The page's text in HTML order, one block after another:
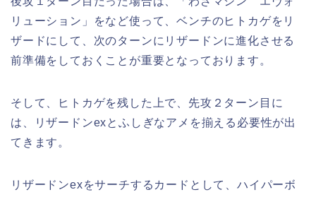
リューション」をなど使って、ベンチのヒトカゲをリ
ザードにして、次のターンにリザードンに進化させる
前準備をしておくことが重要となっております。
そして、ヒトカゲを残した上で、先攻２ターン目に
は、リザードンexとふしぎなアメを揃える必要性が出
てきます。
リザードンexをサーチするカードとして、ハイパーボ